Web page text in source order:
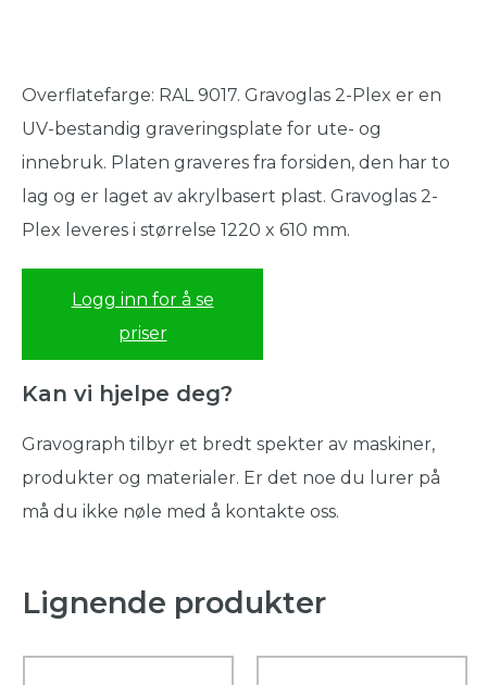
Overflatefarge: RAL 9017. Gravoglas 2-Plex er en
UV-bestandig graveringsplate for ute- og
innebruk. Platen graveres fra forsiden, den har to
lag og er laget av akrylbasert plast. Gravoglas 2-
Plex leveres i størrelse 1220 x 610 mm.
Logg inn for å se
priser
Kan vi hjelpe deg?
Gravograph tilbyr et bredt spekter av maskiner,
produkter og materialer. Er det noe du lurer på
må du ikke nøle med å kontakte oss.
Lignende produkter